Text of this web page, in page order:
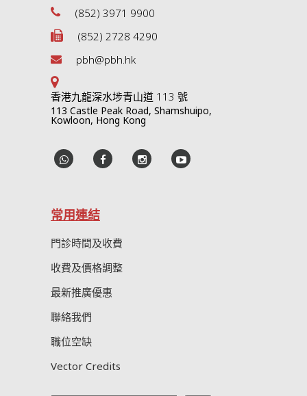
(852) 3971 9900
(852) 2728 4290
pbh@pbh.hk
香港九龍深水埗青山道 113 號
113 Castle Peak Road, Shamshuipo,
Kowloon, Hong Kong
常用連結
門診時間及收費
收費及價格調整
最新推廣優惠
聯絡我們
職位空缺
Vector Credits